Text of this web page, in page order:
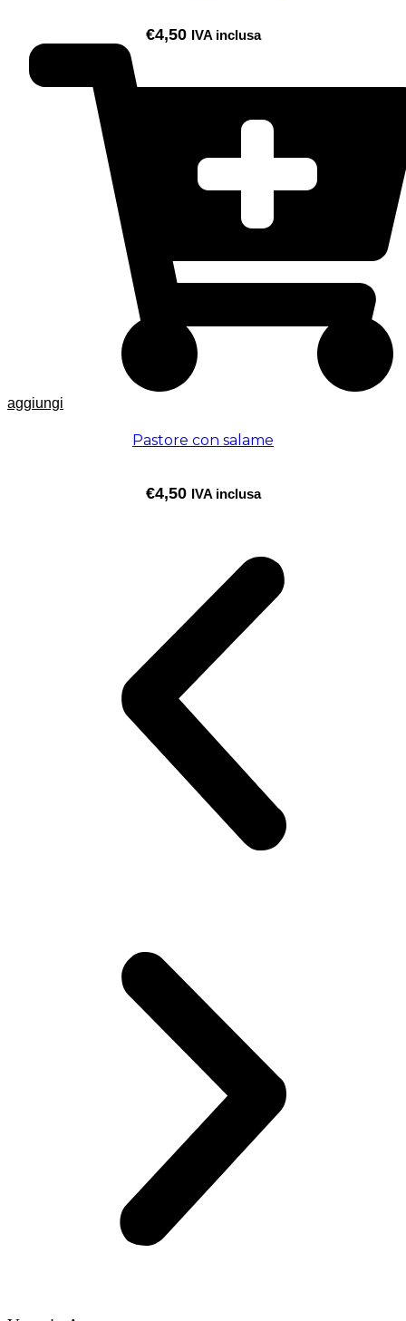
€4,50 IVA inclusa
aggiungi
Pastore con salame
€4,50 IVA inclusa